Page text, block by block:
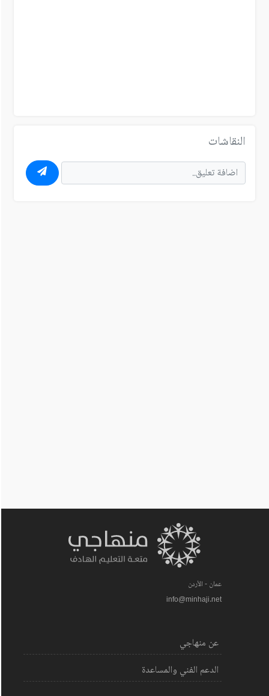
النقاشات
عمان - الأردن
info@minhaji.net
عن منهاجي
الدعم الفني والمساعدة